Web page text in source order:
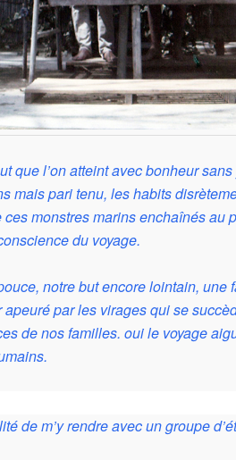
que l’on atteint avec bonheur sans
mais pari tenu, les habits
monstres marins enchaînés au
du voyage.
notre but encore lointain, une
par les virages qui se
de nos familles. oui le voyage
de m’y rendre avec un groupe